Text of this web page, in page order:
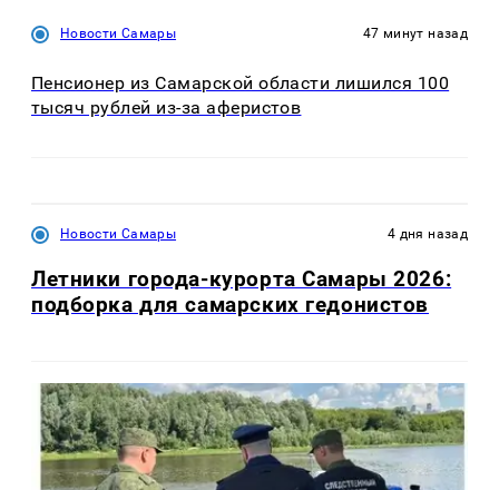
Новости Самары 47 минут назад
Пенсионер из Самарской области лишился 100
тысяч рублей из-за аферистов
Новости Самары 4 дня назад
Летники города-курорта Самары 2026:
подборка для самарских гедонистов